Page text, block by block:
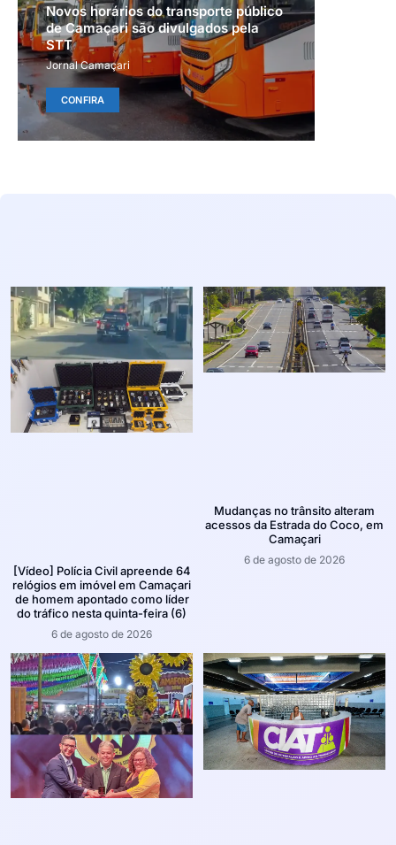
Novos horários do transporte público
de Camaçari são divulgados pela
STT
Jornal Camaçari
CONFIRA
[Vídeo] Polícia Civil apreende 64
relógios em imóvel em Camaçari
de homem apontado como líder
do tráfico nesta quinta-feira (6)
6 de agosto de 2026
Mudanças no trânsito alteram
acessos da Estrada do Coco, em
Camaçari
6 de agosto de 2026